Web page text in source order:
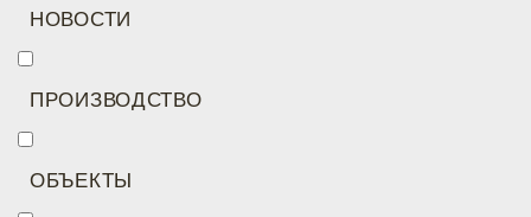
НОВОСТИ
ПРОИЗВОДСТВО
ОБЪЕКТЫ